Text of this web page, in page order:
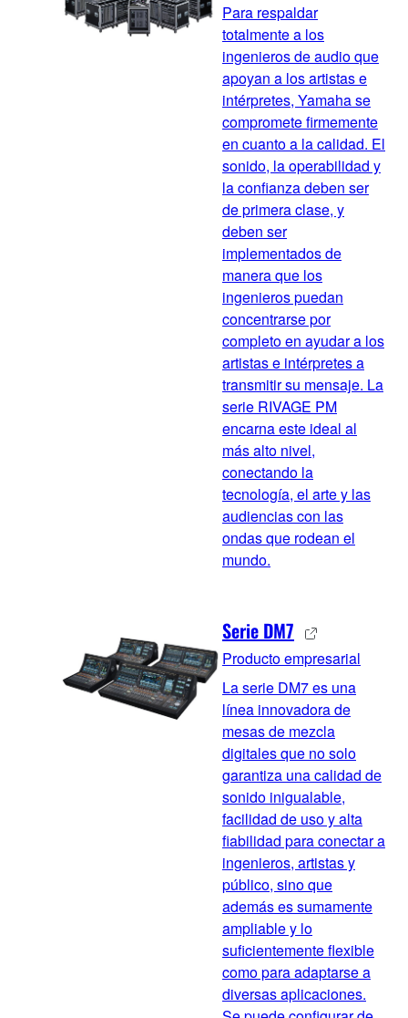
Para respaldar
totalmente a los
ingenieros de audio que
apoyan a los artistas e
intérpretes, Yamaha se
compromete firmemente
en cuanto a la calidad. El
sonido, la operabilidad y
la confianza deben ser
de primera clase, y
deben ser
implementados de
manera que los
ingenieros puedan
concentrarse por
completo en ayudar a los
artistas e intérpretes a
transmitir su mensaje. La
serie RIVAGE PM
encarna este ideal al
más alto nivel,
conectando la
tecnología, el arte y las
audiencias con las
ondas que rodean el
mundo.
Serie DM7
Producto empresarial
La serie DM7 es una
línea innovadora de
mesas de mezcla
digitales que no solo
garantiza una calidad de
sonido inigualable,
facilidad de uso y alta
fiabilidad para conectar a
ingenieros, artistas y
público, sino que
además es sumamente
ampliable y lo
suficientemente flexible
como para adaptarse a
diversas aplicaciones.